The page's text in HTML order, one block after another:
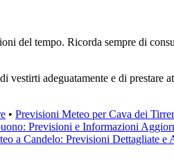
del tempo. Ricorda sempre di
adeguatamente e di prestare
• Previsioni Meteo per Cava dei
Previsioni e Informazioni
a Candelo: Previsioni Dettagliate e